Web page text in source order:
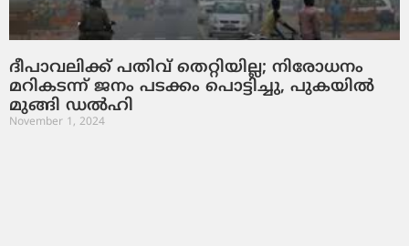
ദീപാവലിക്ക് പതിവ് തെറ്റിയില്ല; നിരോധനം
മറികടന്ന് ജനം പടക്കം പൊട്ടിച്ചു, പുകയിൽ
മുങ്ങി ഡൽഹി
November 1, 2024